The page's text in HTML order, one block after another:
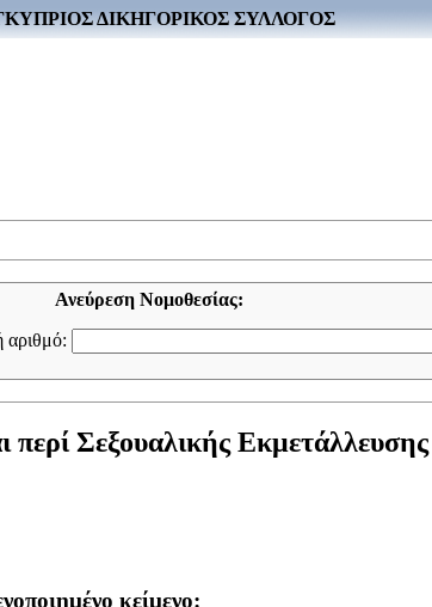
ΔΙΚΗΓΟΡΙΚΟΣ ΣΥΛΛΟΓΟΣ
Ανεύρεση Νομοθεσίας:
αριθμό:
Σεξουαλικής
κείμενο: